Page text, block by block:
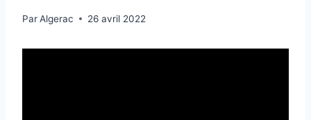
ParAlgerac 26 avril 2022